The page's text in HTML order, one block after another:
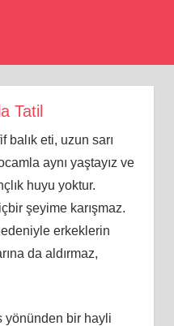
Tatil
balık eti, uzun sarı
aynı yaştayız ve
huyu yoktur.
şeyime karışmaz.
erkeklerin
da aldırmaz,
yönünden bir hayli